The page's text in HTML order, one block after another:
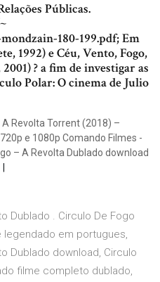
Públicas.
180-199.pdf; Em
1992) e Céu, Vento, Fogo,
? a fim de investigar as
Polar: O cinema de Julio
A Revolta Torrent (2018) –
e 1080p Comando Filmes -
– A Revolta Dublado download
Dublado . Circulo De Fogo
legendado em portugues,
Dublado download, Circulo
filme completo dublado,